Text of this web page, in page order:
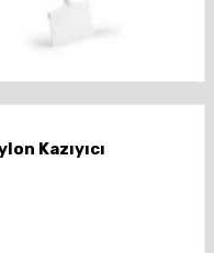
Kazıyıcı